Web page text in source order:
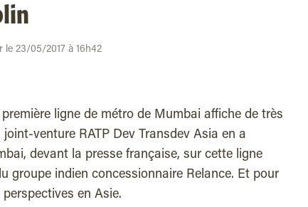
le 23/05/2017 à 16h42
ligne de métro de Mumbai affiche de très
venture RATP Dev Transdev Asia en a
devant la presse française, sur cette ligne
groupe indien concessionnaire Relance. Et pour
en Asie.